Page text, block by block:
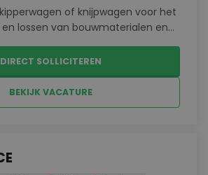
of knijpwagen voor het
lossen van bouwmaterialen en
van vracht naar
in de regio
op lastig bereikbare plekken,
DIRECT SOLLICITEREN
BEKIJK VACATURE